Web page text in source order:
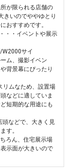
が限られる店舗の
きいのでややゆとり
おすすめです。
・・イベントや展示
W2000サイ
ム、撮影イベン
背景幕にぴったり
リムなため、設置場
などに適していま
短期的な用途にも
頭などで、大きく見
す。
ろん、住宅展示場
示面が大きいので